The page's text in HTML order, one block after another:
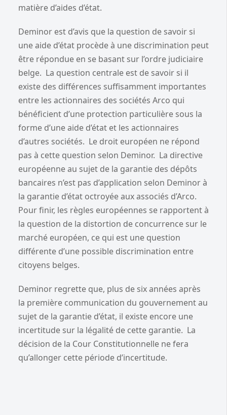
matière d’aides d’état.
Deminor est d’avis que la question de savoir si
une aide d’état procède à une discrimination peut
être répondue en se basant sur l’ordre judiciaire
belge. La question centrale est de savoir si il
existe des différences suffisamment importantes
entre les actionnaires des sociétés Arco qui
bénéficient d’une protection particulière sous la
forme d’une aide d’état et les actionnaires
d’autres sociétés. Le droit européen ne répond
pas à cette question selon Deminor. La directive
européenne au sujet de la garantie des dépôts
bancaires n’est pas d’application selon Deminor à
la garantie d’état octroyée aux associés d’Arco.
Pour finir, les règles européennes se rapportent à
la question de la distortion de concurrence sur le
marché européen, ce qui est une question
différente d’une possible discrimination entre
citoyens belges.
Deminor regrette que, plus de six années après
la première communication du gouvernement au
sujet de la garantie d’état, il existe encore une
incertitude sur la légalité de cette garantie. La
décision de la Cour Constitutionnelle ne fera
qu’allonger cette période d’incertitude.